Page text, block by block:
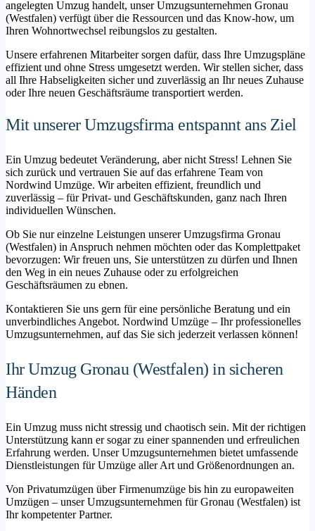
angelegten Umzug handelt, unser Umzugsunternehmen Gronau
(Westfalen) verfügt über die Ressourcen und das Know-how, um
Ihren Wohnortwechsel reibungslos zu gestalten.
Unsere erfahrenen Mitarbeiter sorgen dafür, dass Ihre Umzugspläne
effizient und ohne Stress umgesetzt werden. Wir stellen sicher, dass
all Ihre Habseligkeiten sicher und zuverlässig an Ihr neues Zuhause
oder Ihre neuen Geschäftsräume transportiert werden.
Mit unserer Umzugsfirma entspannt ans Ziel
Ein Umzug bedeutet Veränderung, aber nicht Stress! Lehnen Sie
sich zurück und vertrauen Sie auf das erfahrene Team von
Nordwind Umzüge. Wir arbeiten effizient, freundlich und
zuverlässig – für Privat- und Geschäftskunden, ganz nach Ihren
individuellen Wünschen.
Ob Sie nur einzelne Leistungen unserer Umzugsfirma Gronau
(Westfalen) in Anspruch nehmen möchten oder das Komplettpaket
bevorzugen: Wir freuen uns, Sie unterstützen zu dürfen und Ihnen
den Weg in ein neues Zuhause oder zu erfolgreichen
Geschäftsräumen zu ebnen.
Kontaktieren Sie uns gern für eine persönliche Beratung und ein
unverbindliches Angebot. Nordwind Umzüge – Ihr professionelles
Umzugsunternehmen, auf das Sie sich jederzeit verlassen können!
Ihr Umzug Gronau (Westfalen) in sicheren
Händen
Ein Umzug muss nicht stressig und chaotisch sein. Mit der richtigen
Unterstützung kann er sogar zu einer spannenden und erfreulichen
Erfahrung werden. Unser Umzugsunternehmen bietet umfassende
Dienstleistungen für Umzüge aller Art und Größenordnungen an.
Von Privatumzügen über Firmenumzüge bis hin zu europaweiten
Umzügen – unser Umzugsunternehmen für Gronau (Westfalen) ist
Ihr kompetenter Partner.